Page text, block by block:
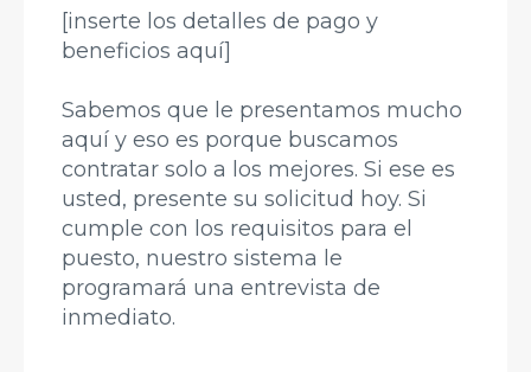
[inserte los detalles de pago y
beneficios aquí]
Sabemos que le presentamos mucho
aquí y eso es porque buscamos
contratar solo a los mejores. Si ese es
usted, presente su solicitud hoy. Si
cumple con los requisitos para el
puesto, nuestro sistema le
programará una entrevista de
inmediato.